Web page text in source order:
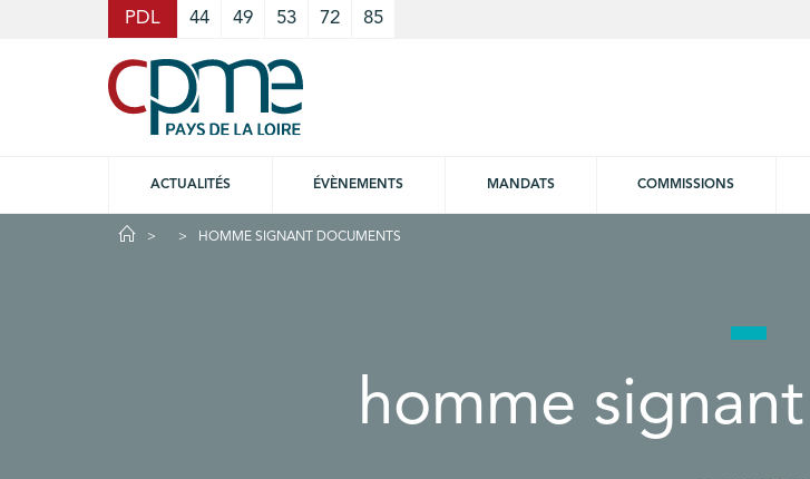
PDL 44 49 53 72 85
ACTUALITÉS ÉVÈNEMENTS MANDATS COMMISSIONS
HOMME SIGNANT DOCUMENTS
homme
Cookies management panel